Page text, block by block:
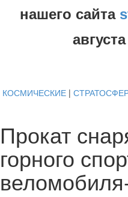
нашего сайта
августа
КОСМИЧЕСКИЕ |
Прокат
горного